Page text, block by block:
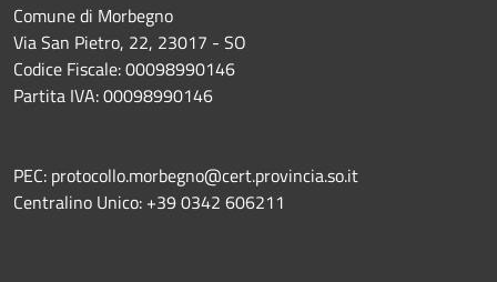
Comune di Morbegno
Via San Pietro, 22, 23017 - SO
Codice Fiscale: 00098990146
Partita IVA: 00098990146
PEC: protocollo.morbegno@cert.provincia.so.it
Centralino Unico: +39 0342 606211